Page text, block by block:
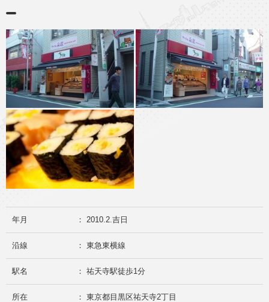
年月 ： 2010.2.吉日
沿線 ： 東急東横線
駅名 ： 祐天寺駅徒歩1分
所在 ： 東京都目黒区祐天寺2丁目